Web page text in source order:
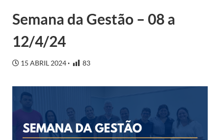
Semana da Gestão – 08 a
12/4/24
15 ABRIL 2024 83